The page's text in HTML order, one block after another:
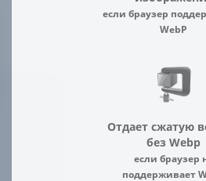
если браузер
WebP
Отдает сжатую
без Webp
если браузер
поддерживает